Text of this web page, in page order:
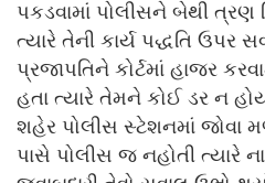
પકડવામાં પોલીસને બેથી ત્રણ
ત્યારે તેની કાર્ય પદ્ધતિ ઉપર
પ્રજાપતિને કોર્ટમાં હાજર
હતા ત્યારે તેમને કોઈ ડર ન
શહેર પોલીસ સ્ટેશનમાં જોવા
પાસે પોલીસ જ નહોતી ત્યારે